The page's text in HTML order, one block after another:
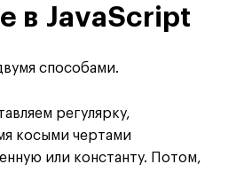
в JavaScript
способами.
регулярку,
косыми чертами
или константу. Потом,